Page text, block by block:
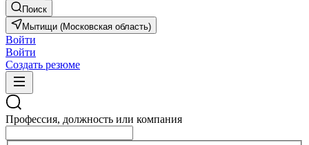
Поиск
Мытищи (Московская область)
Войти
Войти
Создать резюме
Профессия, должность или компания